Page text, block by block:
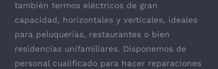
también termos eléctricos de gran
capacidad, horizontales y verticales, ideales
para peluquerías, restaurantes o bien
residencias unifamiliares. Disponemos de
personal cualificado para hacer reparaciones